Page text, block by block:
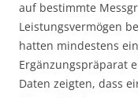
auf bestimmte
Leistungsvermögen
hatten mindestens
Ergänzungspräparat
Daten zeigten, dass